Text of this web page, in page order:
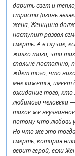
дарить свет и
страсти (огонь
жена, Женщина
наступит развал
смерть. А в случае,
жалко того, что так
спальне постоянно,
ждет того, что
мне кажется, имеет
ожидание того, кто
любимого человека
такое же
потому что любовь
Но что же это
смерть, которая
верит герой, если